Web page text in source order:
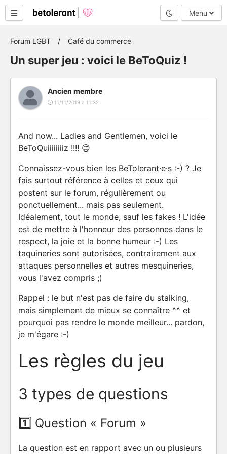
Mode nuit
Menu
Forum LGBT Café du commerce
Un super jeu : voici le BeToQuiz !
Ancien membre
11/11/2019 à 11:32
And now... Ladies and Gentlemen, voici le
BeToQuiiiiiiiiz !!!! 😊
Connaissez-vous bien les BeTolerant·e·s :-) ? Je
fais surtout référence à celles et ceux qui
postent sur le forum, régulièrement ou
ponctuellement... mais pas seulement.
Idéalement, tout le monde, sauf les fakes ! L'idée
est de mettre à l'honneur des personnes dans le
respect, la joie et la bonne humeur :-) Les
taquineries sont autorisées, contrairement aux
attaques personnelles et autres mesquineries,
vous l'avez compris ;)
Rappel : le but n'est pas de faire du stalking,
mais simplement de mieux se connaître ^^ et
pourquoi pas rendre le monde meilleur... pardon,
je m'égare :-)
Les règles du jeu
3 types de questions
1️⃣ Question « Forum »
La question est en rapport avec un ou plusieurs